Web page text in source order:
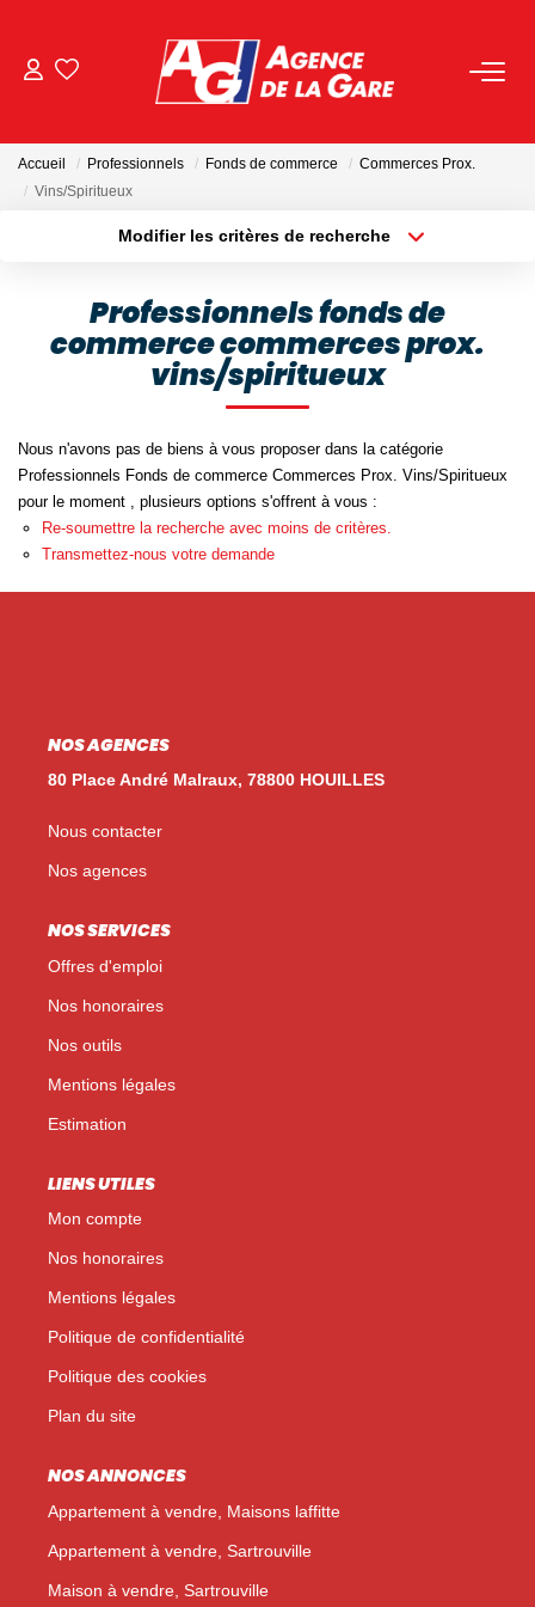
BIENS VENDUS
NOS AGENCES
Toutes Les Agences
Nous Rejoindre
Nos Témoignages
Accueil Professionnels Fonds de commerce
Commerces Prox.
Vins/Spiritueux
Modifier les critères de recherche
Surface min Budget max
Plus de critères Créer une alerte
Professionnels fonds de
commerce commerces prox.
vins/spiritueux
Nous n'avons pas de biens à vous proposer dans la catégorie
Professionnels Fonds de commerce Commerces Prox. Vins/Spiritueux
pour le moment , plusieurs options s'offrent à vous :
Re-soumettre la recherche avec moins de critères.
Transmettez-nous votre demande
NOS AGENCES
80 Place André Malraux, 78800 HOUILLES
Nous contacter
Nos agences
NOS SERVICES
Offres d'emploi
Nos honoraires
Nos outils
Mentions légales
Estimation
LIENS UTILES
Mon compte
Nos honoraires
Mentions légales
Politique de confidentialité
Politique des cookies
Plan du site
NOS ANNONCES
Appartement à vendre, Maisons laffitte
Appartement à vendre, Sartrouville
Maison à vendre, Sartrouville